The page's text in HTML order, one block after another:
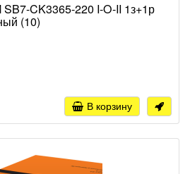
CK3365-220 I-O-II 1з+1р
(10)
В корзину